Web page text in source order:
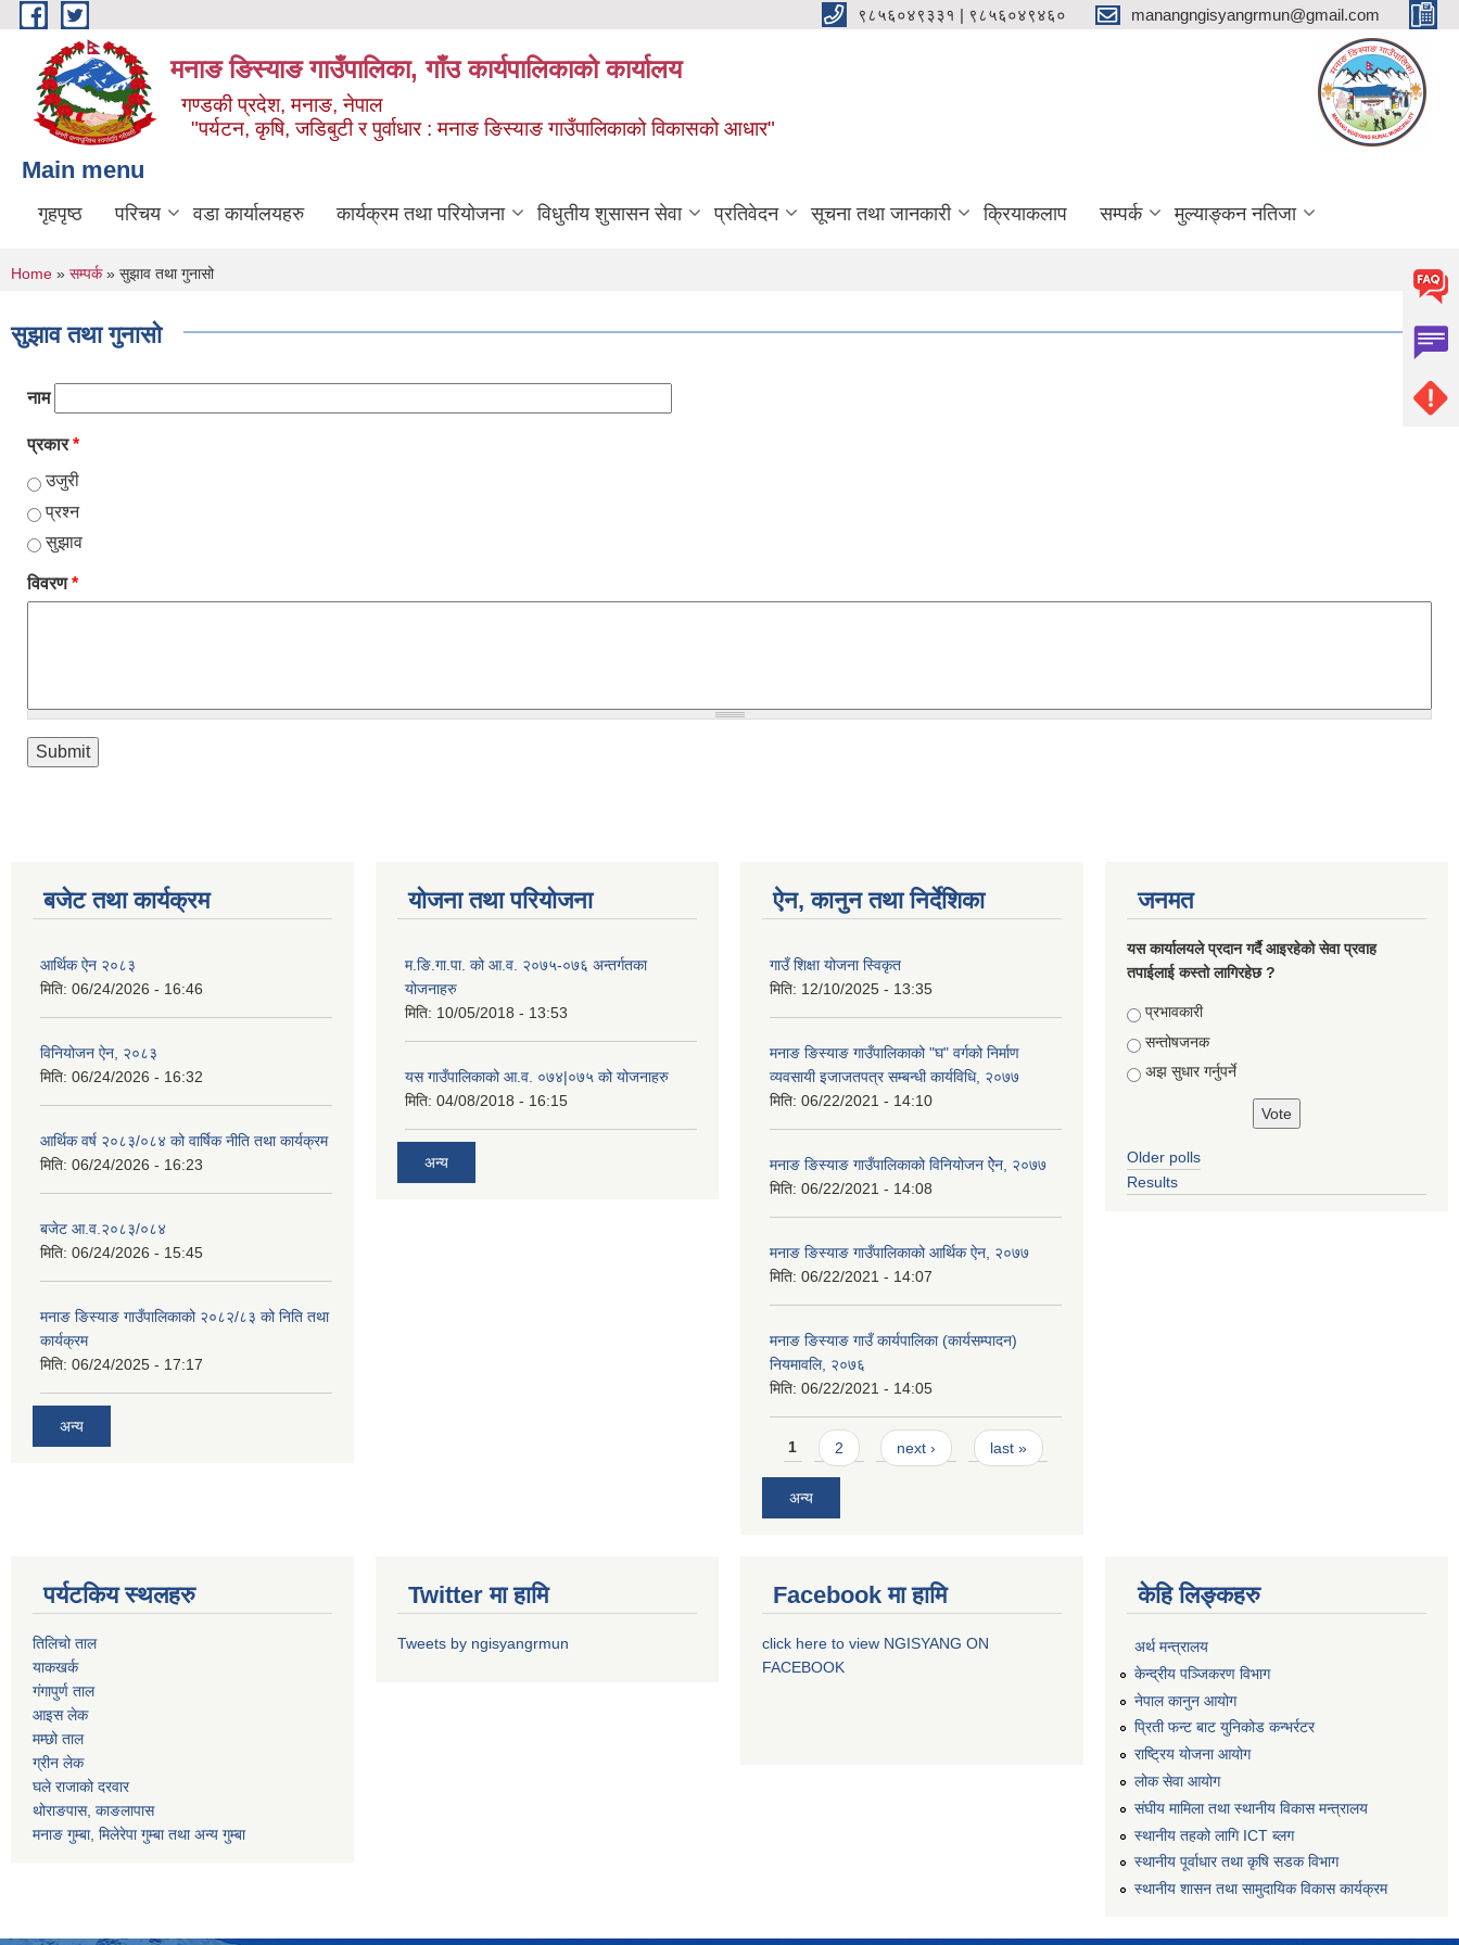
Skip to main content ९८५६०४९३३१ | ९८५६०४९४६० manangngisyangrmun@gmail.com
मनाङ ङिस्याङ गाउँपालिका, गाँउ कार्यपालिकाको कार्यालय
गण्डकी प्रदेश, मनाङ, नेपाल
"पर्यटन, कृषि, जडिबुटी र पुर्वाधार : मनाङ ङिस्याङ गाउँपालिकाको विकासको आधार"
Main menu
गृहपृष्ठ परिचय वडा कार्यालयहरु कार्यक्रम तथा परियोजना विधुतीय शुसासन सेवा प्रतिवेदन सूचना तथा जानकारी क्रियाकलाप सम्पर्क मुल्याङ्कन नतिजा
You are here
Home » सम्पर्क» सुझाव तथा गुनासो
सुझाव तथा गुनासो
नाम
प्रकार*
उजुरी
प्रश्न
सुझाव
विवरण*
बजेट तथा कार्यक्रम
आर्थिक ऐन २०८३
मिति: 06/24/2026 - 16:46
विनियोजन ऐन, २०८३
मिति: 06/24/2026 - 16:32
आर्थिक वर्ष २०८३/०८४ को वार्षिक नीति तथा कार्यक्रम
मिति: 06/24/2026 - 16:23
बजेट आ.व.२०८३/०८४
मिति: 06/24/2026 - 15:45
मनाङ ङिस्याङ गाउँपालिकाको २०८२/८३ को निति तथा
कार्यक्रम
मिति: 06/24/2025 - 17:17
अन्य
योजना तथा परियोजना
म.ङि.गा.पा. को आ.व. २०७५-०७६ अन्तर्गतका
योजनाहरु
मिति: 10/05/2018 - 13:53
यस गाउँपालिकाको आ.व. ०७४|०७५ को योजनाहरु
मिति: 04/08/2018 - 16:15
अन्य
ऐन, कानुन तथा निर्देशिका
गाउँ शिक्षा योजना स्विकृत
मिति: 12/10/2025 - 13:35
मनाङ ङिस्याङ गाउँपालिकाको "घ" वर्गको निर्माण
व्यवसायी इजाजतपत्र सम्बन्धी कार्यविधि, २०७७
मिति: 06/22/2021 - 14:10
मनाङ ङिस्याङ गाउँपालिकाको विनियोजन ऐेन, २०७७
मिति: 06/22/2021 - 14:08
मनाङ ङिस्याङ गाउँपालिकाको आर्थिक ऐन, २०७७
मिति: 06/22/2021 - 14:07
मनाङ ङिस्याङ गाउँ कार्यपालिका (कार्यसम्पादन)
नियमावलि, २०७६
मिति: 06/22/2021 - 14:05
Pages
1 2 next › last »
अन्य
जनमत
यस कार्यालयले प्रदान गर्दै आइरहेको सेवा प्रवाह
तपाईलाई कस्तो लागिरहेछ ?
Choices
प्रभावकारी
सन्तोषजनक
अझ सुधार गर्नुपर्ने
Older polls
Results
पर्यटकिय स्थलहरु
तिलिचो ताल
याकखर्क
गंगापुर्ण ताल
आइस लेक
मम्छो ताल
ग्रीन लेक
घले राजाको दरवार
थोराङपास, काङलापास
मनाङ गुम्बा, मिलेरेपा गुम्बा तथा अन्य गुम्बा
Twitter मा हामि
Tweets by ngisyangrmun
Facebook मा हामि
click here to view NGISYANG ON
FACEBOOK
केहि लिङ्कहरु
अर्थ मन्त्रालय
केन्द्रीय पञ्जिकरण विभाग
नेपाल कानुन आयोग
प्रिती फन्ट बाट युनिकोड कन्भर्रटर
राष्ट्रिय योजना आयोग
लोक सेवा आयोग
संघीय मामिला तथा स्थानीय विकास मन्त्रालय
स्थानीय तहको लागि ICT ब्लग
स्थानीय पूर्वाधार तथा कृषि सडक विभाग
स्थानीय शासन तथा सामुदायिक विकास कार्यक्रम